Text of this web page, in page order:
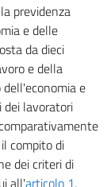
previdenza
e delle
da dieci
e della
e
dei lavoratori
compito di
dei criteri di
all'articolo 1,